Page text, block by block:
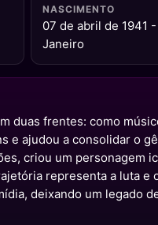
NASCIMENTO
07 de abril de 1941
Janeiro
duas frentes: como
e ajudou a consolidar o
criou um personagem
representa a luta e
deixando um legado